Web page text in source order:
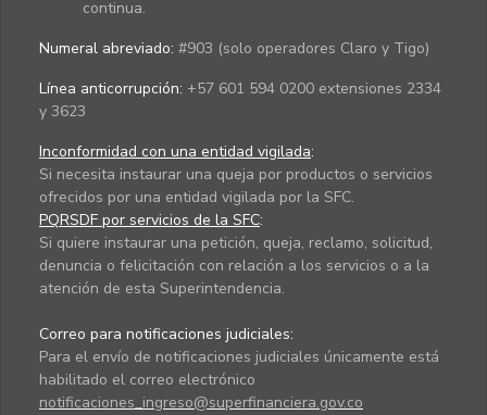
continua.
Numeral abreviado: #903 (solo operadores Claro y Tigo)
Línea anticorrupción: +57 601 594 0200 extensiones 2334
y 3623
Inconformidad con una entidad vigilada:
Si necesita instaurar una queja por productos o servicios
ofrecidos por una entidad vigilada por la SFC.
PQRSDF por servicios de la SFC:
Si quiere instaurar una petición, queja, reclamo, solicitud,
denuncia o felicitación con relación a los servicios o a la
atención de esta Superintendencia.
Correo para notificaciones judiciales:
Para el envío de notificaciones judiciales únicamente está
habilitado el correo electrónico
notificaciones_ingreso@superfinanciera.gov.co